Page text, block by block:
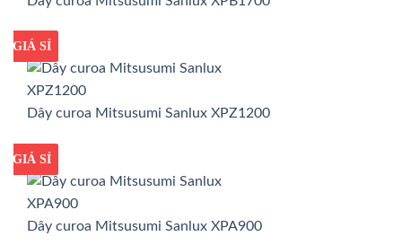
GIÁ TỐT
GIÁ SỈ
Dây curoa Mitsusumi Sanlux XPZ1200
GIÁ TỐT
GIÁ SỈ
Dây curoa Mitsusumi Sanlux XPA900